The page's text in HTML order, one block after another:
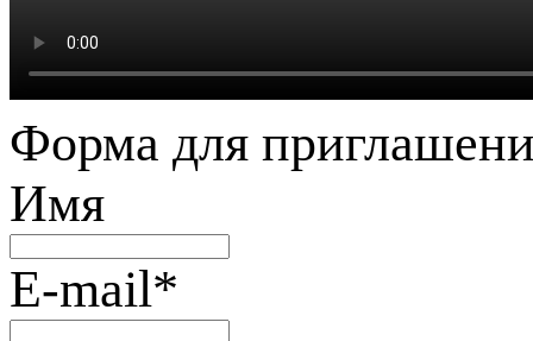
Форма для
Имя
E-mail*